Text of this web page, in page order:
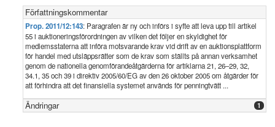
Författningskommentar
Prop. 2011/12:143: Paragrafen är ny och införs i syfte att leva upp till artikel
55 i auktioneringsförordningen av vilken det följer en skyldighet för
medlemsstaterna att införa motsvarande krav vid drift av en auktionsplattform
för handel med utsläppsrätter som de krav som ställts på annan verksamhet
genom de nationella genomförandeåtgärderna för artiklarna 21, 26–29, 32,
34.1, 35 och 39 i direktiv 2005/60/EG av den 26 oktober 2005 om åtgärder för
att förhindra att det finansiella systemet används för penningtvätt ...
Ändringar 1